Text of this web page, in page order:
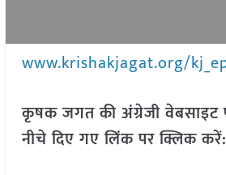
www.krishakjagat.org/
कृषक जगत की अंग्रेजी वेबसाइट
नीचे दिए गए लिंक पर क्लिक करें: